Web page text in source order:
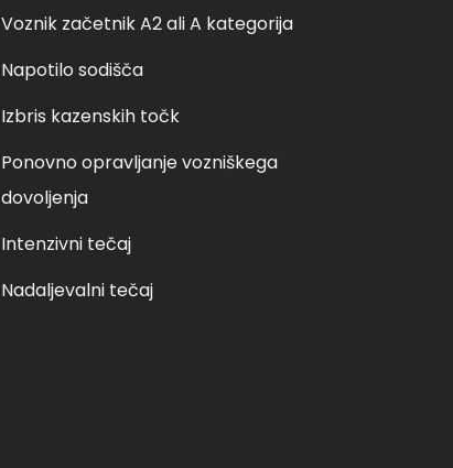
Voznik začetnik A2 ali A kategorija
Napotilo sodišča
Izbris kazenskih točk
Ponovno opravljanje vozniškega
dovoljenja
Intenzivni tečaj
Nadaljevalni tečaj